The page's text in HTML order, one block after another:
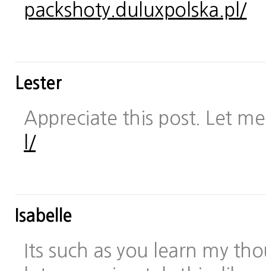
packshoty.duluxpolska.pl/
Lester
Appreciate this post. Let
l/
Isabelle
Its such as you learn my